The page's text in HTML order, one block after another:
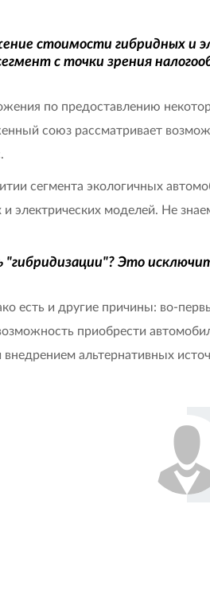
стоимости гибридных и
с точки зрения
по предоставлению
союз рассматривает
сегмента экологичных
электрических моделей. Не
Это
есть и другие причины: во-
приобрести
альтернативных